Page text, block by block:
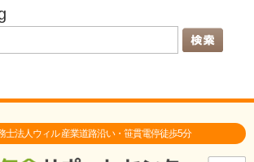
士法人ウィル 産業道路沿い・笹貫電停徒歩5分